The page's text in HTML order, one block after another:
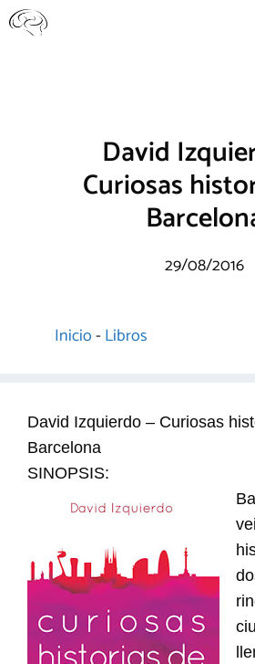
Saltar
al
David
Curiosas
29/08/2016
Inicio-Libros
David Izquierdo – Curiosas
Barcelona
SINOPSIS: